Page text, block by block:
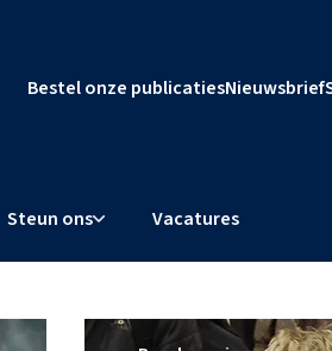
Bestel onze publicatiesNieuwsbrief
Steun ons Vacatures